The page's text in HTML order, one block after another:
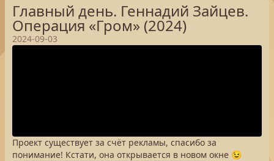
Главный день. Геннадий Зайцев.
Операция «Гром» (2024)
2024-09-03
Проект существует за счёт рекламы, спасибо за
понимание! Кстати, она открывается в новом окне 😉